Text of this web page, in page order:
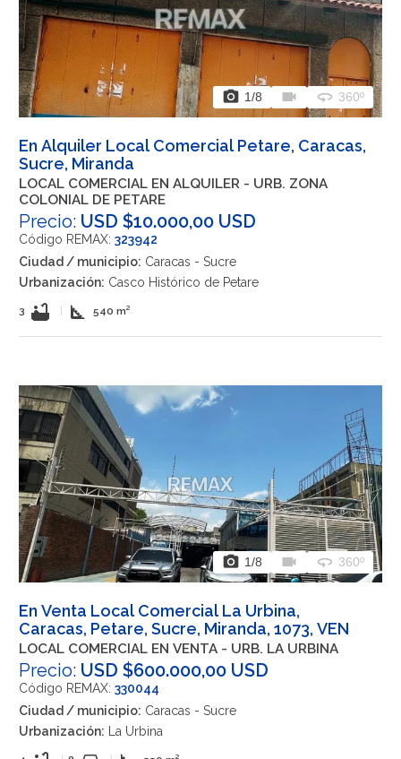
photo_camera 1/8 videocam 360 360º
En Alquiler Local Comercial Petare, Caracas,
Sucre, Miranda
LOCAL COMERCIAL EN ALQUILER - URB. ZONA
COLONIAL DE PETARE
Precio: USD $10.000,00 USD
Código REMAX: 323942
Ciudad / municipio: Caracas - Sucre
Urbanización: Casco Histórico de Petare
3 bathtub square_foot 540 m²
photo_camera 1/8 videocam 360 360º
En Venta Local Comercial La Urbina,
Caracas, Petare, Sucre, Miranda, 1073, VEN
LOCAL COMERCIAL EN VENTA - URB. LA URBINA
Precio: USD $600.000,00 USD
Código REMAX: 330044
Ciudad / municipio: Caracas - Sucre
Urbanización: La Urbina